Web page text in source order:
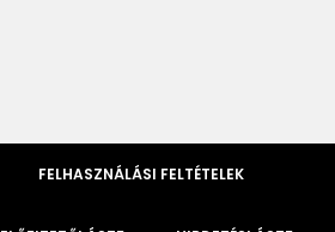
FELHASZNÁLÁSI FELTÉTELEK